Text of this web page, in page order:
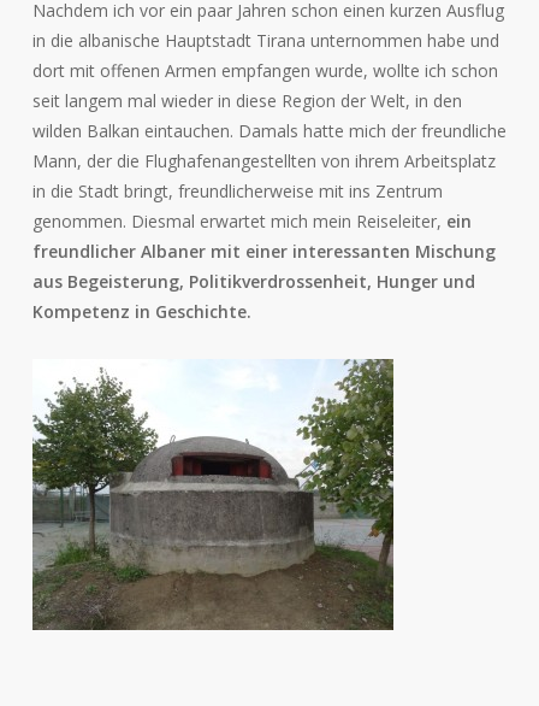
Nachdem ich vor ein paar Jahren schon einen kurzen Ausflug
in die albanische Hauptstadt Tirana unternommen habe und
dort mit offenen Armen empfangen wurde, wollte ich schon
seit langem mal wieder in diese Region der Welt, in den
wilden Balkan eintauchen. Damals hatte mich der freundliche
Mann, der die Flughafenangestellten von ihrem Arbeitsplatz
in die Stadt bringt, freundlicherweise mit ins Zentrum
genommen. Diesmal erwartet mich mein Reiseleiter, ein
freundlicher Albaner mit einer interessanten Mischung
aus Begeisterung, Politikverdrossenheit, Hunger und
Kompetenz in Geschichte.